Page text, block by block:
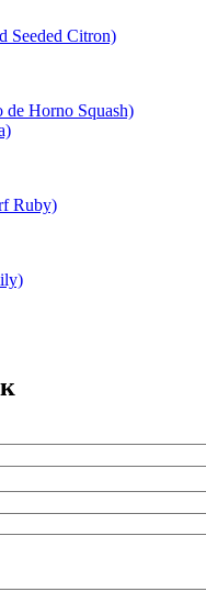
Seeded Citron)
Horno Squash)
Ruby)